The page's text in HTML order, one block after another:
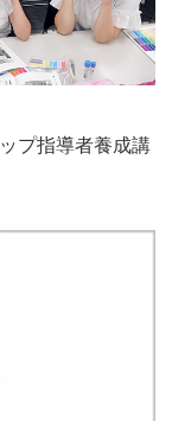
プ指導者養成講